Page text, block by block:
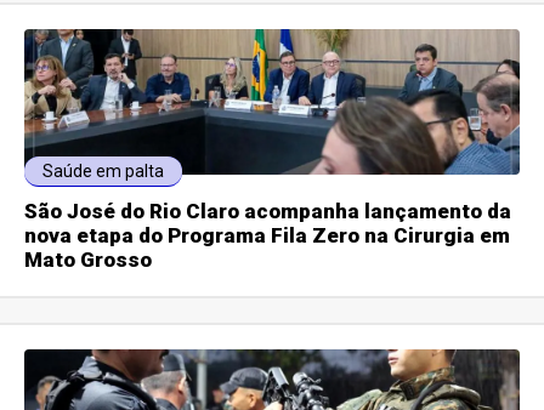
Saúde em palta
São José do Rio Claro acompanha lançamento da
nova etapa do Programa Fila Zero na Cirurgia em
Mato Grosso